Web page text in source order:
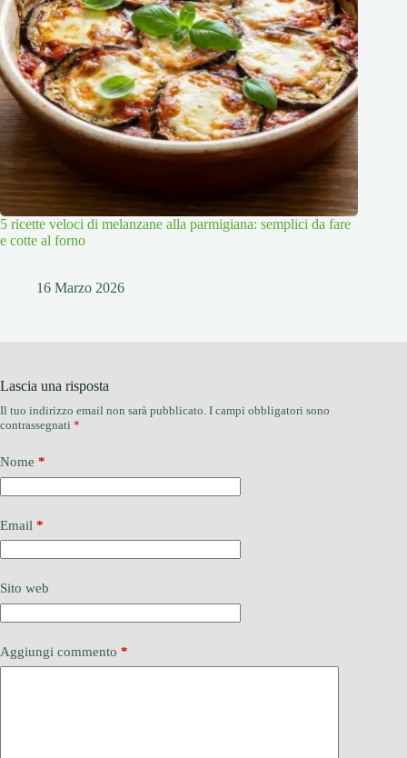
5 ricette veloci di melanzane alla parmigiana: semplici da fare
e cotte al forno
16 Marzo 2026
Lascia una risposta
Il tuo indirizzo email non sarà pubblicato. I campi obbligatori sono
contrassegnati *
Nome *
Email *
Sito web
Aggiungi commento *